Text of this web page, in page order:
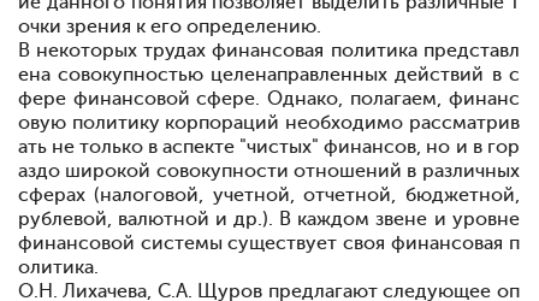
очки зрения к его определению.
В некоторых трудах финансовая политика представл
ена совокупностью целенаправленных действий в с
фере финансовой сфере. Однако, полагаем, финанс
овую политику корпораций необходимо рассматрив
ать не только в аспекте "чистых" финансов, но и в гор
аздо широкой совокупности отношений в различных
сферах (налоговой, учетной, отчетной, бюджетной,
рублевой, валютной и др.). В каждом звене и уровне
финансовой системы существует своя финансовая п
олитика.
О.Н. Лихачева, С.А. Щуров предлагают следующее оп